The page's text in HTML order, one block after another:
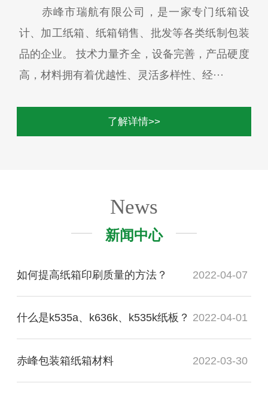
赤峰市瑞航有限公司，是一家专门纸箱设
计、加工纸箱、纸箱销售、批发等各类纸制包装
品的企业。 技术力量齐全，设备完善，产品硬度
高，材料拥有着优越性、灵活多样性、经···
了解详情>>
News
新闻中心
如何提高纸箱印刷质量的方法？ 2022-04-07
什么是k535a、k636k、k535k纸板？ 2022-04-01
赤峰包装箱纸箱材料 2022-03-30